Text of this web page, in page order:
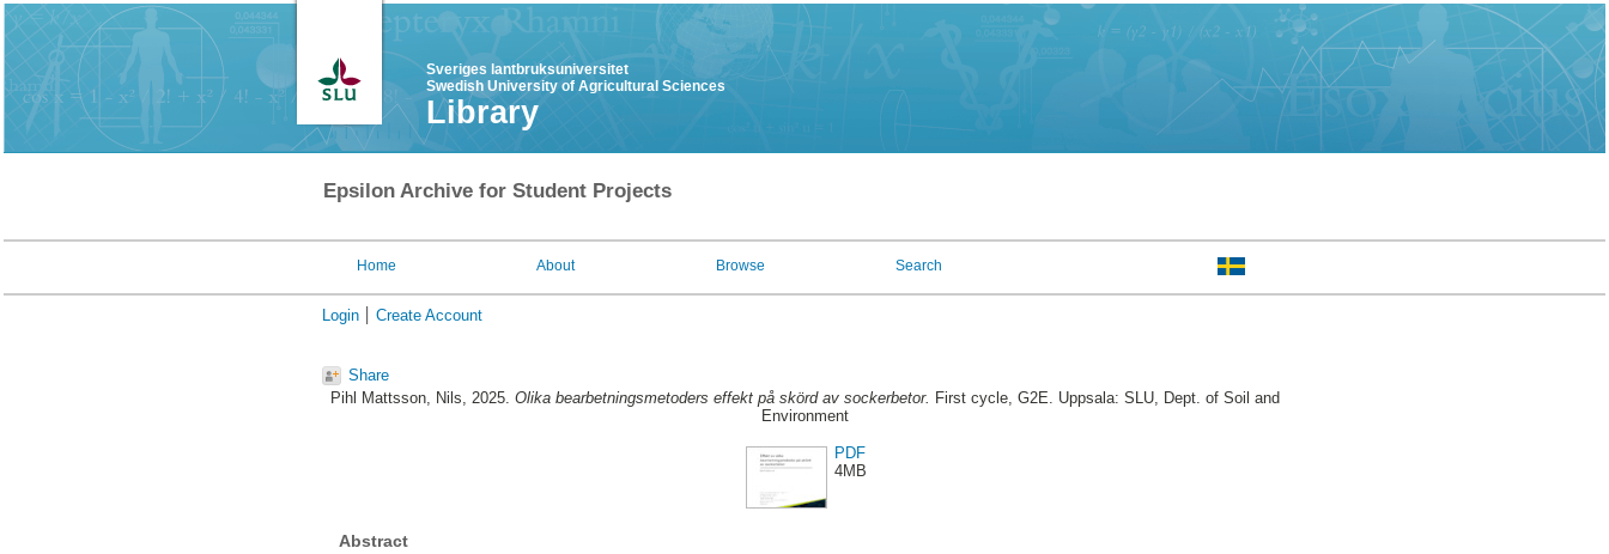
Sveriges lantbruksuniversitet
Swedish University of Agricultural Sciences
Library
Epsilon Archive for Student Projects
Home About Browse Search
Login Create Account
Share
Pihl Mattsson, Nils, 2025. Olika bearbetningsmetoders effekt på skörd av sockerbetor. First cycle, G2E. Uppsala: SLU, Dept. of Soil and
Environment
PDF
4MB
Abstract